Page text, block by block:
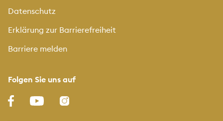
Datenschutz
Erklärung zur Barrierefreiheit
Barriere melden
Folgen Sie uns auf